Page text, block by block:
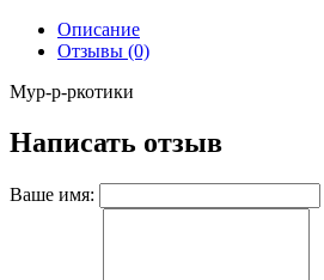
Описание
Отзывы (0)
Мур-р-ркотики
Написать отзыв
Ваше имя: